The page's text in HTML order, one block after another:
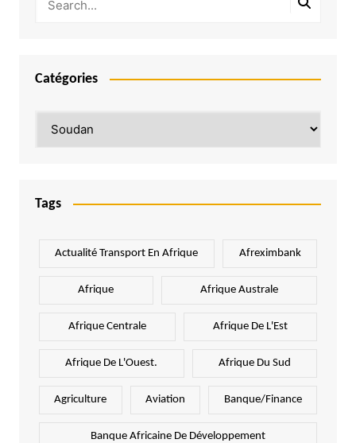
Catégories
Tags
Actualité Transport En Afrique Afreximbank
Afrique Afrique Australe
Afrique Centrale Afrique De L'Est
Afrique De L'Ouest. Afrique Du Sud
Agriculture Aviation Banque/Finance
Banque Africaine De Développement